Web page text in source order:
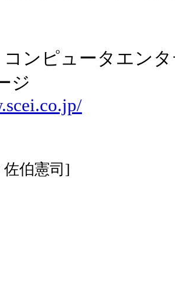
ンピュータエン
ジ
佐伯憲司]